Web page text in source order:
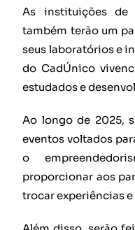
As instituições de
também terão um
seus laboratórios e
do CadÚnico
estudados e
Ao longo de 2025,
eventos voltados
o
proporcionar aos
trocar experiências